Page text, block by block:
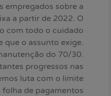
empregados sobre a
a partir de 2022. O
com todo o cuidado
que o assunto exige.
do 70/30.
progressos nas
luta com o limite
folha de pagamentos